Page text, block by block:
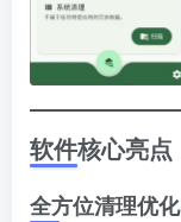
软件核心亮点
全方位清理优化